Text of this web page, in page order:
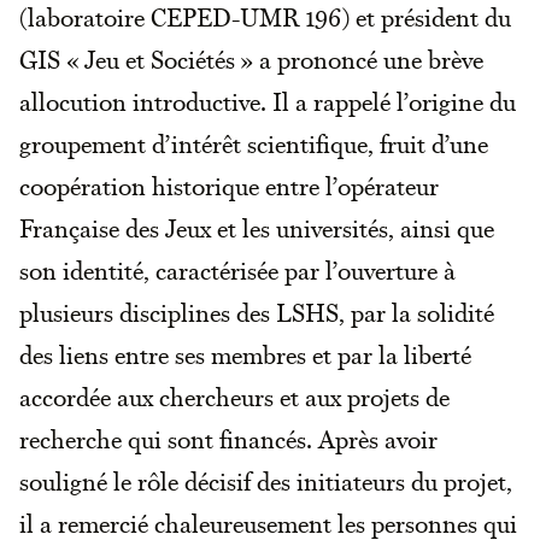
(laboratoire CEPED-UMR 196) et président du
GIS « Jeu et Sociétés » a prononcé une brève
allocution introductive. Il a rappelé l’origine du
groupement d’intérêt scientifique, fruit d’une
coopération historique entre l’opérateur
Française des Jeux et les universités, ainsi que
son identité, caractérisée par l’ouverture à
plusieurs disciplines des LSHS, par la solidité
des liens entre ses membres et par la liberté
accordée aux chercheurs et aux projets de
recherche qui sont financés. Après avoir
souligné le rôle décisif des initiateurs du projet,
il a remercié chaleureusement les personnes qui